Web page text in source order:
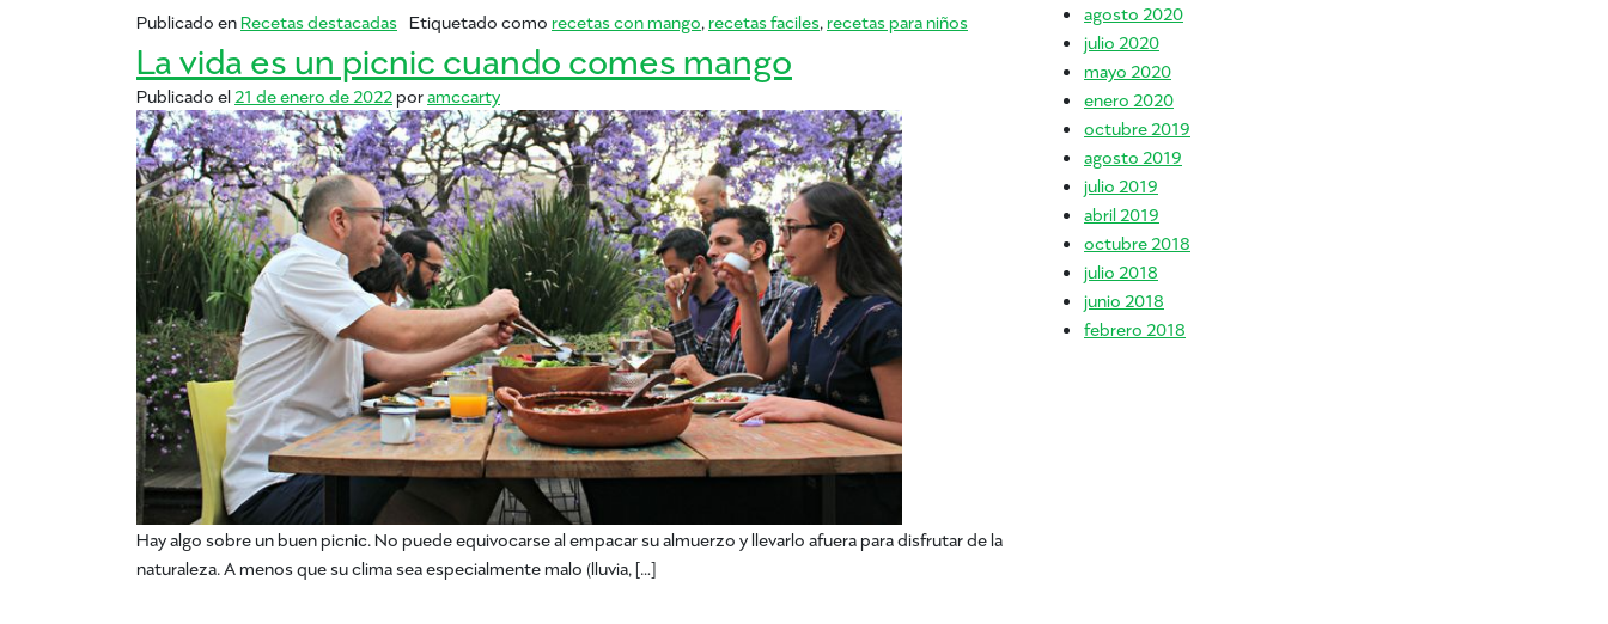
Publicado enRecetas destacadas Etiquetado como recetas con mango recetas faciles recetas para niños
La vida es un picnic cuando comes mango
Publicado el 21 de enero de 2022poramccarty
Hay algo sobre un buen picnic. No puede equivocarse al empacar su almuerzo y llevarlo afuera para disfrutar de la
naturaleza. A menos que su clima sea especialmente malo (lluvia, […]
agosto 2020
julio 2020
mayo 2020
enero 2020
octubre 2019
agosto 2019
julio 2019
abril 2019
octubre 2018
julio 2018
junio 2018
febrero 2018